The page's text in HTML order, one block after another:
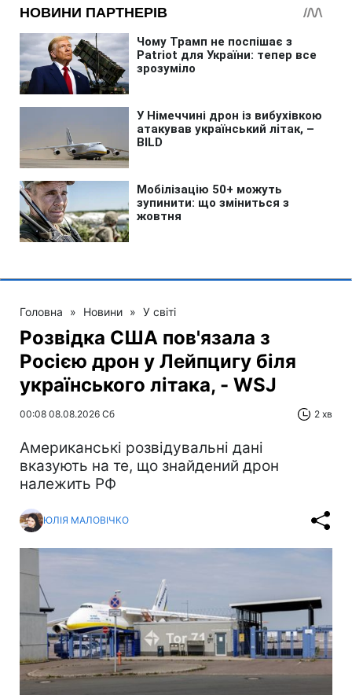
Головна » Новини » У світі
Розвідка США пов'язала з
Росією дрон у Лейпцигу біля
українського літака, - WSJ
00:08 08.08.2026 Сб 2 хв
Американські розвідувальні дані
вказують на те, що знайдений дрон
належить РФ
ЮЛІЯ МАЛОВІЧКО